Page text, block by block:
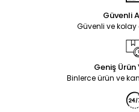
Güvenli
Güvenli ve
Geniş
Binlerce ürün ve